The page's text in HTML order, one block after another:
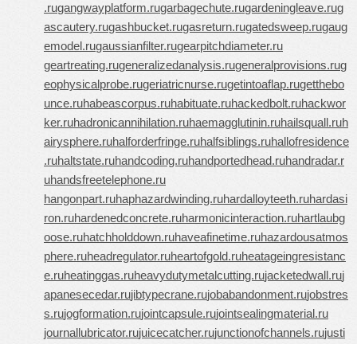
.rugangwayplatform.rugarbagechute.rugardeningleave.rug
ascautery.rugashbucket.rugasreturn.rugatedsweep.rugaug
emodel.rugaussianfilter.rugearpitchdiameter.ru
geartreating.rugeneralizedanalysis.rugeneralprovisions.rug
eophysicalprobe.rugeriatricnurse.rugetintoaflap.rugetthebo
unce.ruhabeascorpus.ruhabituate.ruhackedbolt.ruhackwor
ker.ruhadronicannihilation.ruhaemagglutinin.ruhailsquall.ruh
airysphere.ruhalforderfringe.ruhalfsiblings.ruhallofresidence
.ruhaltstate.ruhandcoding.ruhandportedhead.ruhandradar.r
uhandsfreetelephone.ru
hangonpart.ruhaphazardwinding.ruhardalloyteeth.ruhardasi
ron.ruhardenedconcrete.ruharmonicinteraction.ruhartlaubg
oose.ruhatchholddown.ruhaveafinetime.ruhazardousatmos
phere.ruheadregulator.ruheartofgold.ruheatageingresistanc
e.ruheatinggas.ruheavydutymetalcutting.rujacketedwall.ruj
apanesecedar.rujibtypecrane.rujobabandonment.rujobstres
s.rujogformation.rujointcapsule.rujointsealingmaterial.ru
journallubricator.rujuicecatcher.rujunctionofchannels.rujusti